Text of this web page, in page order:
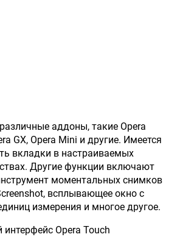
аддоны, такие Opera
GX, Opera Mini и другие. Имеется
вкладки в настраиваемых
Другие функции включают
моментальных снимков
всплывающее окно с
измерения и многое другое.
интерфейс Opera Touch